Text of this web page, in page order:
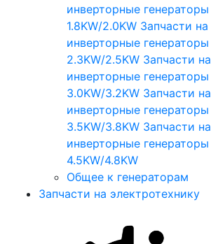
инверторные генераторы
1.8KW/2.0KW Запчасти на
инверторные генераторы
2.3KW/2.5KW Запчасти на
инверторные генераторы
3.0KW/3.2KW Запчасти на
инверторные генераторы
3.5KW/3.8KW Запчасти на
инверторные генераторы
4.5KW/4.8KW
Общее к генераторам
Запчасти на электротехнику